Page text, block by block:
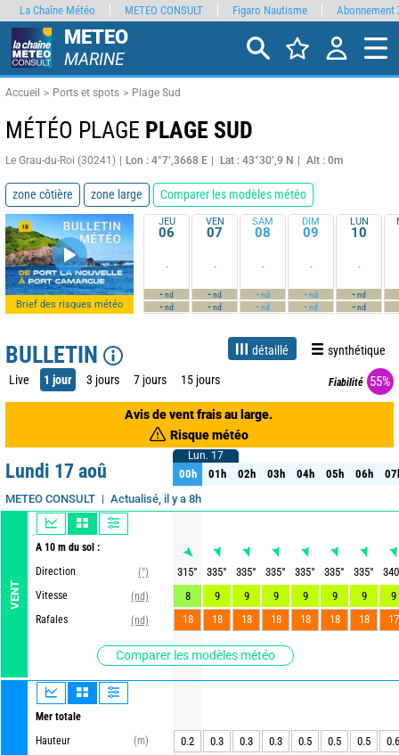
METEO
MARINE
Accueil Ports et spots Plage Sud
MÉTÉO PLAGE PLAGE SUD
Le Grau-du-Roi (30241) Lon : 4°7’,3668 E Lat : 43°30’,9 N Alt : 0m
zone côtière zone large Comparer les modèles météo
Brief des risques météo
JEU
06
-
-nd
-nd
VEN
07
-
-nd
-nd
SAM
08
-
-nd
-nd
DIM
09
-
-nd
-nd
LUN
10
-
-nd
-nd
BULLETIN détaillé synthétique
Live 1 jour 3 jours 7 jours 15 jours Fiabilité 55%
Avis de vent frais au large.
Risque météo
Lundi 17 aoû
METEO CONSULT Actualisé, il y a 8h
VENT
A 10 m du sol :
Direction
(°)
Vitesse
(nd)
Rafales
(nd)
Comparer les modèles météo
Mer totale
Hauteur
(m)
Lun. 17
00h 01h 02h 03h 04h 05h 06h
Lun. 17
00h 01h 02h 03h 04h 05h 06h
315° 335° 335° 335° 335° 335° 335°
340
8
9 9 9 9 9 9
9
18
18 18 18 18 18 18 17
0.2 0.3 0.3 0.3 0.5 0.5 0.5 0.6
La Chaîne Météo METEO CONSULT Figaro Nautisme Abonnement